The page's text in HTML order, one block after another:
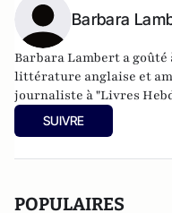
Barbara
Barbara Lambert a
littérature anglaise et
journaliste à "Livres
responsable des
SUIVRE
POPULAIRES